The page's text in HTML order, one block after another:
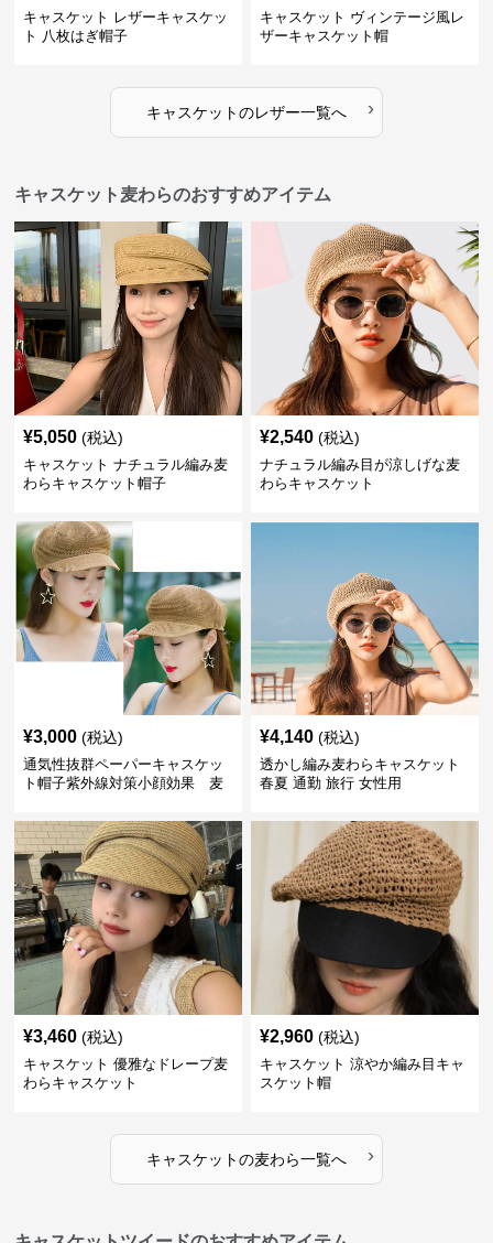
キャスケット レザーキャスケッ
ト 八枚はぎ帽子
キャスケット ヴィンテージ風レ
ザーキャスケット帽
キャスケットのレザー一覧へ ›
キャスケット麦わらのおすすめアイテム
¥5,050 (税込)
キャスケット ナチュラル編み麦
わらキャスケット帽子
¥2,540 (税込)
ナチュラル編み目が涼しげな麦
わらキャスケット
¥3,000 (税込)
通気性抜群ペーパーキャスケッ
ト帽子紫外線対策小顔効果 麦
¥4,140 (税込)
透かし編み麦わらキャスケット
春夏 通勤 旅行 女性用
¥3,460 (税込)
キャスケット 優雅なドレープ麦
わらキャスケット
¥2,960 (税込)
キャスケット 涼やか編み目キャ
スケット帽
キャスケットの麦わら一覧へ ›